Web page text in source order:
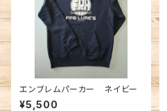
エンブレムパーカー ネイビー
¥5,500